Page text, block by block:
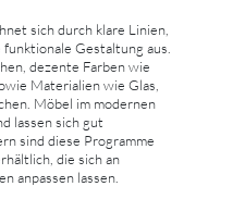
sich durch klare Linien,
Gestaltung aus.
dezente Farben wie
Materialien wie Glas,
Möbel im modernen
lassen sich gut
sind diese Programme
die sich an
anpassen lassen.